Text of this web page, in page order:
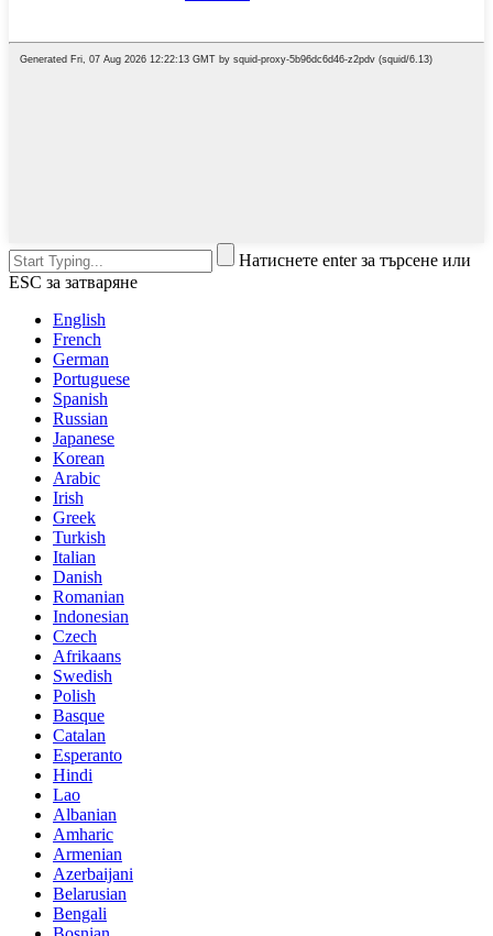
Натиснете enter за търсене или
ESC за затваряне
English
French
German
Portuguese
Spanish
Russian
Japanese
Korean
Arabic
Irish
Greek
Turkish
Italian
Danish
Romanian
Indonesian
Czech
Afrikaans
Swedish
Polish
Basque
Catalan
Esperanto
Hindi
Lao
Albanian
Amharic
Armenian
Azerbaijani
Belarusian
Bengali